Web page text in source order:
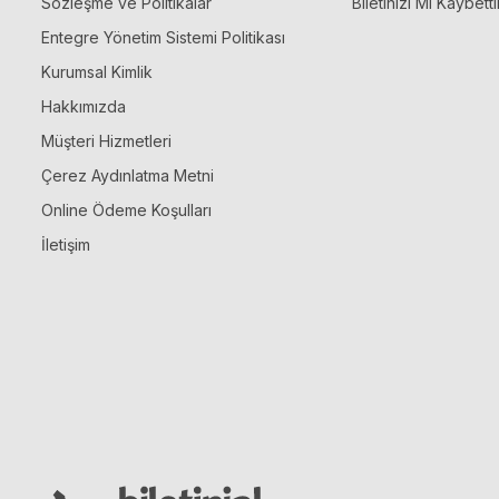
Entegre Yönetim Sistemi Politikası
Kurumsal Kimlik
Hakkımızda
Müşteri Hizmetleri
Çerez Aydınlatma Metni
Online Ödeme Koşulları
İletişim